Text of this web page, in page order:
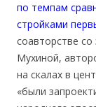
по темпам
стройками
соавторстве
Мухиной,
на скалах в
«были